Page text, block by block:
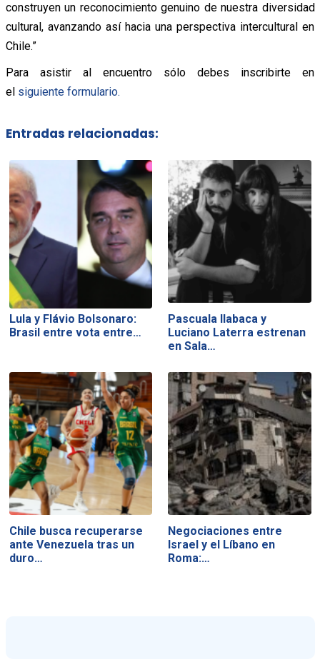
construyen un reconocimiento genuino de nuestra diversidad
cultural, avanzando así hacia una perspectiva intercultural en
Chile.”
Para asistir al encuentro sólo debes inscribirte en
el siguiente formulario.
Entradas relacionadas:
Lula y Flávio Bolsonaro:
Brasil entre vota entre…
Pascuala Ilabaca y
Luciano Laterra estrenan
en Sala…
Chile busca recuperarse
ante Venezuela tras un
duro…
Negociaciones entre
Israel y el Líbano en
Roma:…